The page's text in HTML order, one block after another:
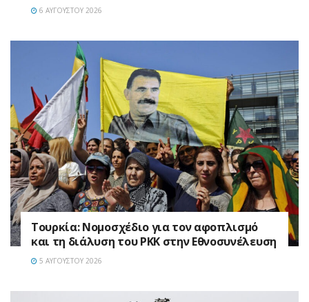
6 ΑΥΓΟΎΣΤΟΥ 2026
Τουρκία: Νομοσχέδιο για τον αφοπλισμό
και τη διάλυση του PKK στην Εθνοσυνέλευση
5 ΑΥΓΟΎΣΤΟΥ 2026